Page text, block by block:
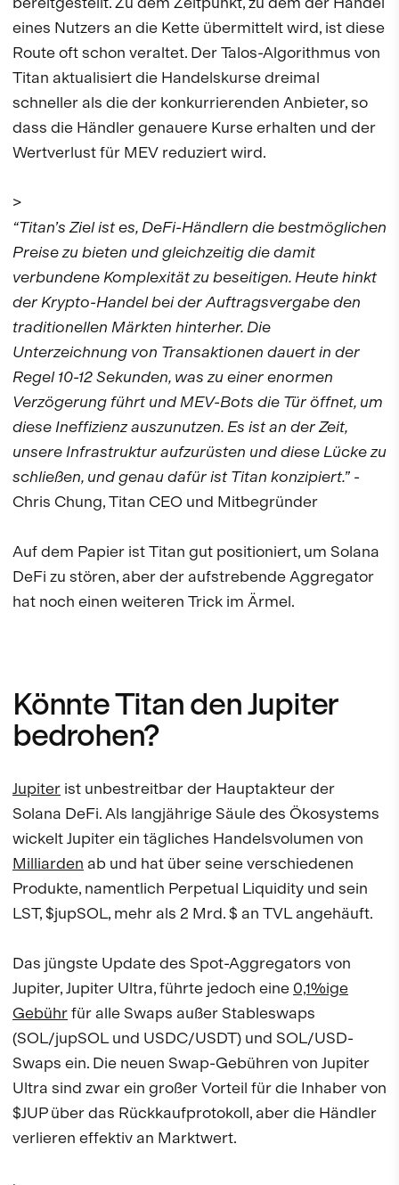
eines Nutzers an die Kette übermittelt wird, ist diese
Route oft schon veraltet. Der Talos-Algorithmus von
Titan aktualisiert die Handelskurse dreimal
schneller als die der konkurrierenden Anbieter, so
dass die Händler genauere Kurse erhalten und der
Wertverlust für MEV reduziert wird.
>
“Titan’s Ziel ist es, DeFi-Händlern die bestmöglichen
Preise zu bieten und gleichzeitig die damit
verbundene Komplexität zu beseitigen. Heute hinkt
der Krypto-Handel bei der Auftragsvergabe den
traditionellen Märkten hinterher. Die
Unterzeichnung von Transaktionen dauert in der
Regel 10-12 Sekunden, was zu einer enormen
Verzögerung führt und MEV-Bots die Tür öffnet, um
diese Ineffizienz auszunutzen. Es ist an der Zeit,
unsere Infrastruktur aufzurüsten und diese Lücke zu
schließen, und genau dafür ist Titan konzipiert.” -
Chris Chung, Titan CEO und Mitbegründer
Auf dem Papier ist Titan gut positioniert, um Solana
DeFi zu stören, aber der aufstrebende Aggregator
hat noch einen weiteren Trick im Ärmel.
Könnte Titan den Jupiter
bedrohen?
Jupiter ist unbestreitbar der Hauptakteur der
Solana DeFi. Als langjährige Säule des Ökosystems
wickelt Jupiter ein tägliches Handelsvolumen von
Milliarden ab und hat über seine verschiedenen
Produkte, namentlich Perpetual Liquidity und sein
LST, $jupSOL, mehr als 2 Mrd. $ an TVL angehäuft.
Das jüngste Update des Spot-Aggregators von
Jupiter, Jupiter Ultra, führte jedoch eine 0,1%ige
Gebührfür alle Swaps außer Stableswaps
(SOL/jupSOL und USDC/USDT) und SOL/USD-
Swaps ein. Die neuen Swap-Gebühren von Jupiter
Ultra sind zwar ein großer Vorteil für die Inhaber von
$JUP über das Rückkaufprotokoll, aber die Händler
verlieren effektiv an Marktwert.